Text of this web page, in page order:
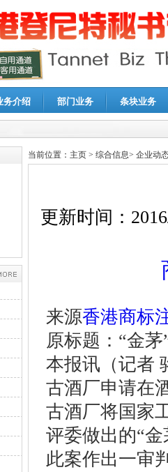
务介绍 部门业务 条块业务
算清缴申报鉴证
当前位置： 主页 > 综合信息> 企业动
更新时间：
来源香港商标
原标题：“金茅
本报讯（记者
古酒厂申请在
古酒厂将国家
评委做出的“
此案作出一审